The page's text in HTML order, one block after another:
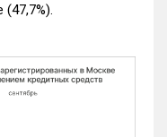
(47,7%).